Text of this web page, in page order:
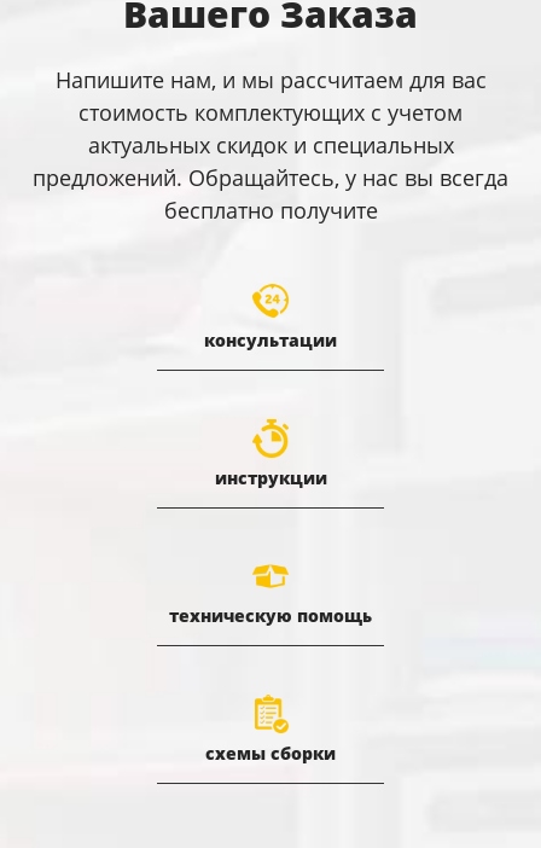
Вашего Заказа
Напишите нам, и мы рассчитаем для вас
стоимость комплектующих с учетом
актуальных скидок и специальных
предложений. Обращайтесь, у нас вы всегда
бесплатно получите
консультации
инструкции
техническую помощь
схемы сборки